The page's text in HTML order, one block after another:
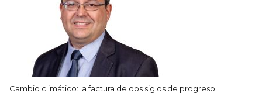
Cambio climático: la factura de dos siglos de progreso